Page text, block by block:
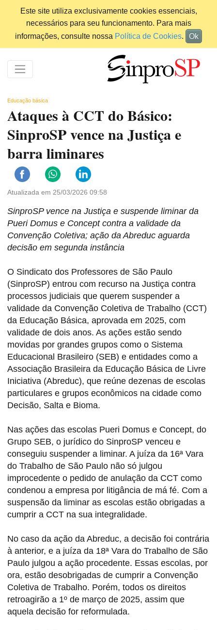
Este site utiliza exclusivamente cookies essenciais,
necessários para seu funcionamento. Para mais
informações, consulte nossa Política de Cookies. Ok
Educação básica
Ataques à CCT do Básico:
SinproSP vence na Justiça e
barra liminares
Atualizada em 25/03/2026 09:58
SinproSP vence na Justiça e suspende liminar da
Pueri Domus e Concept contra a validade da
Convenção Coletiva; ação da Abreduc aguarda
decisão em segunda instância
O Sindicato dos Professores de São Paulo
(SinproSP) entrou com recurso na Justiça contra
processos judiciais que querem suspender a
validade da Convenção Coletiva de Trabalho (CCT)
da Educação Básica, aprovada em 2025, com
validade de dois anos. As ações estão sendo
movidas por grandes grupos como o Sistema
Educacional Brasileiro (SEB) e entidades como a
Associação Brasileira da Educação Básica de Livre
Iniciativa (Abreduc), que reúne dezenas de escolas
particulares e grupos econômicos na cidade como
Decisão, Salta e Bioma.
Nas ações das escolas Pueri Domus e Concept, do
Grupo SEB, o jurídico do SinproSP venceu e
conseguiu suspender a liminar. A juíza da 16ª Vara
do Trabalho de São Paulo não só julgou
improcedente o pedido de anulação da CCT como
condenou a empresa por litigância de má fé. Com a
suspensão da liminar as escolas estão obrigadas a
cumprir a CCT na sua integralidade.
No caso da ação da Abreduc, a decisão foi contrária
à anterior, e a juíza da 18ª Vara do Trabalho de São
Paulo julgou a ação procedente. Essas escolas, por
ora, estão desobrigadas de cumprir a Convenção
Coletiva de Trabalho. Porém, todos os direitos
retroagirão a 1º de março de 2025, assim que
aquela decisão for reformulada.